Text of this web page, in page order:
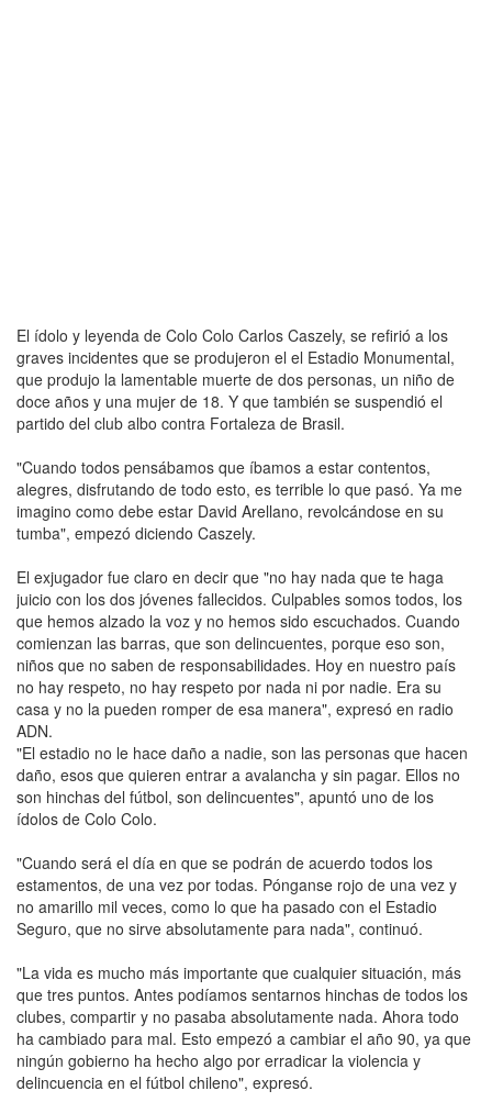
El ídolo y leyenda de Colo Colo Carlos Caszely, se refirió a los
graves incidentes que se produjeron el el Estadio Monumental,
que produjo la lamentable muerte de dos personas, un niño de
doce años y una mujer de 18. Y que también se suspendió el
partido del club albo contra Fortaleza de Brasil.
"Cuando todos pensábamos que íbamos a estar contentos,
alegres, disfrutando de todo esto, es terrible lo que pasó. Ya me
imagino como debe estar David Arellano, revolcándose en su
tumba", empezó diciendo Caszely.
El exjugador fue claro en decir que "no hay nada que te haga
juicio con los dos jóvenes fallecidos. Culpables somos todos, los
que hemos alzado la voz y no hemos sido escuchados. Cuando
comienzan las barras, que son delincuentes, porque eso son,
niños que no saben de responsabilidades. Hoy en nuestro país
no hay respeto, no hay respeto por nada ni por nadie. Era su
casa y no la pueden romper de esa manera", expresó en radio
ADN.
"El estadio no le hace daño a nadie, son las personas que hacen
daño, esos que quieren entrar a avalancha y sin pagar. Ellos no
son hinchas del fútbol, son delincuentes", apuntó uno de los
ídolos de Colo Colo.
"Cuando será el día en que se podrán de acuerdo todos los
estamentos, de una vez por todas. Pónganse rojo de una vez y
no amarillo mil veces, como lo que ha pasado con el Estadio
Seguro, que no sirve absolutamente para nada", continuó.
"La vida es mucho más importante que cualquier situación, más
que tres puntos. Antes podíamos sentarnos hinchas de todos los
clubes, compartir y no pasaba absolutamente nada. Ahora todo
ha cambiado para mal. Esto empezó a cambiar el año 90, ya que
ningún gobierno ha hecho algo por erradicar la violencia y
delincuencia en el fútbol chileno", expresó.